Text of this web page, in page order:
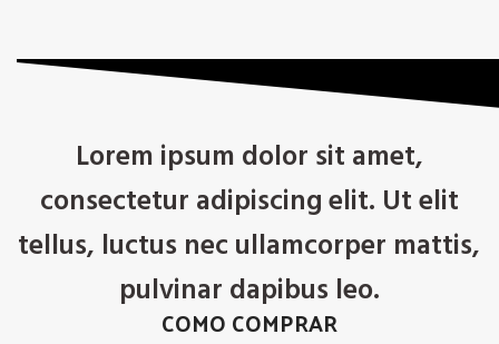
Lorem ipsum dolor sit amet,
consectetur adipiscing elit. Ut elit
tellus, luctus nec ullamcorper mattis,
pulvinar dapibus leo.
COMO COMPRAR